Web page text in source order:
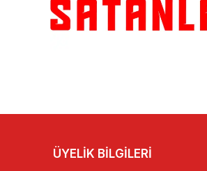
Ramzey Ramzey
ÜYELİK BİLGİLERİ